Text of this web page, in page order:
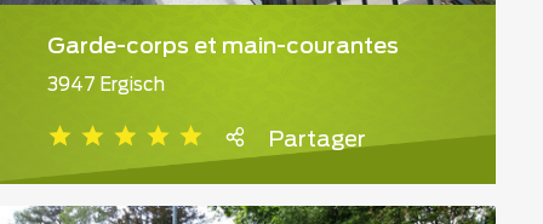
Garde-corps et main-courantes
3947 Ergisch
Partager